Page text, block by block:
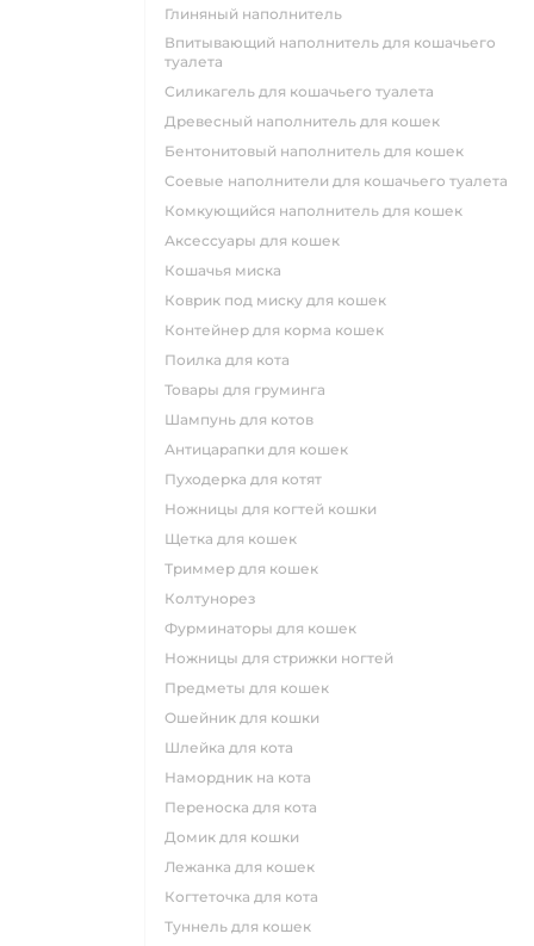
глиняный наполнитель
впитывающий наполнитель для кошачьего
туалета
силикагель для кошачьего туалета
древесный наполнитель для кошек
бентонитовый наполнитель для кошек
соевые наполнители для кошачьего туалета
комкующийся наполнитель для кошек
аксессуары для кошек
кошачья миска
коврик под миску для кошек
контейнер для корма кошек
поилка для кота
товары для груминга
шампунь для котов
антицарапки для кошек
пуходерка для котят
ножницы для когтей кошки
щетка для кошек
триммер для кошек
колтунорез
фурминаторы для кошек
ножницы для стрижки ногтей
предметы для кошек
ошейник для кошки
шлейка для кота
намордник на кота
переноска для кота
домик для кошки
лежанка для кошек
когтеточка для кота
туннель для кошек